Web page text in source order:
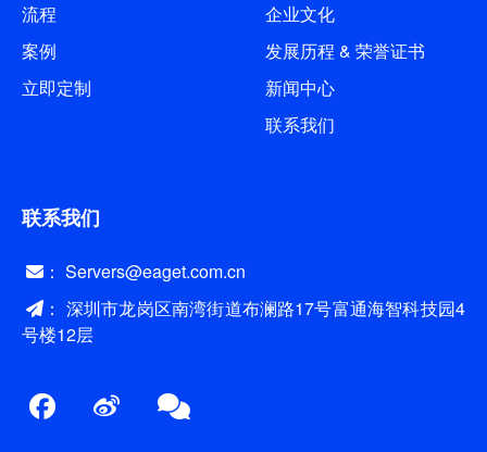
流程
案例
立即定制
企业文化
发展历程 & 荣誉证书
新闻中心
联系我们
联系我们
： Servers@eaget.com.cn
： 深圳市龙岗区南湾街道布澜路17号富通海智科技园4
号楼12层